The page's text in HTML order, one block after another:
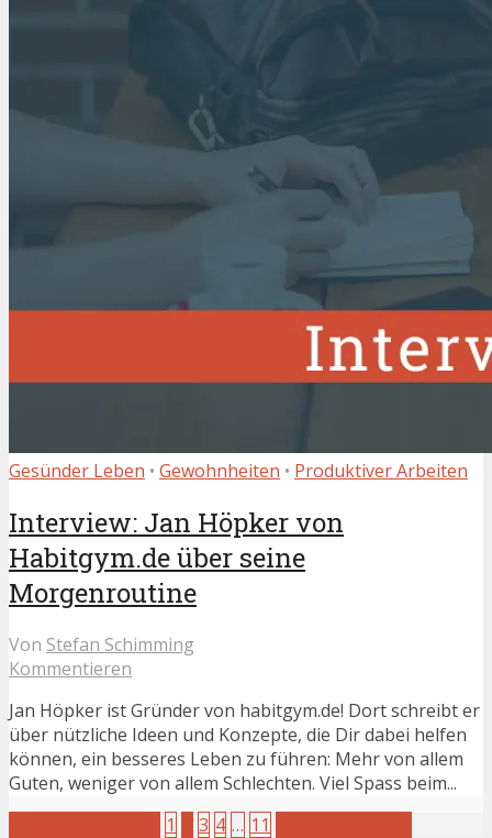
Gesünder Leben • Gewohnheiten • Produktiver Arbeiten
Interview: Jan Höpker von
Habitgym.de über seine
Morgenroutine
Von Stefan Schimming
Kommentieren
Jan Höpker ist Gründer von habitgym.de! Dort schreibt er
über nützliche Ideen und Konzepte, die Dir dabei helfen
können, ein besseres Leben zu führen: Mehr von allem
Guten, weniger von allem Schlechten. Viel Spass beim...
1 3 4 … 11